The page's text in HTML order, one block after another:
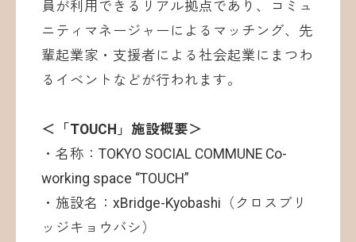
員が利用できるリアル拠点であり、コミュ
ニティマネージャーによるマッチング、先
輩起業家・支援者による社会起業にまつわ
るイベントなどが行われます。
＜「TOUCH」施設概要＞
・名称：TOKYO SOCIAL COMMUNE Co-
working space “TOUCH”
・施設名：xBridge-Kyobashi（クロスブリ
ッジキョウバシ）